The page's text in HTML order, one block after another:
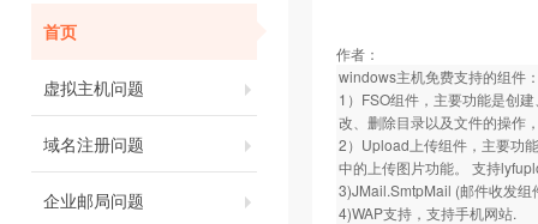
首页
虚拟主机问题
域名注册问题
企业邮局问题
作者：
windows主机免费支持的组件
1）FSO组件，主要功能是创
改、删除目录以及文件的操作
2）Upload上传组件，主要功
中的上传图片功能。 支持
3)JMail.SmtpMail (邮件收发组
4)WAP支持，支持手机网站.